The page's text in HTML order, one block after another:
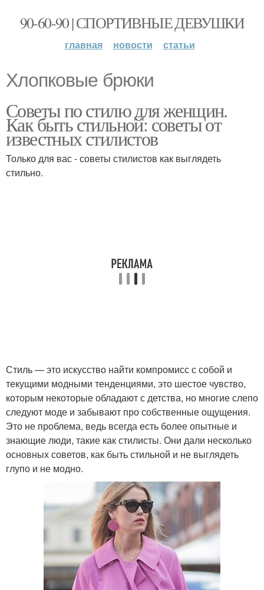
90-60-90 | СПОРТИВНЫЕ ДЕВУШКИ
главная новости статьи
Хлопковые брюки
Советы по стилю для женщин.
Как быть стильной: советы от
известных стилистов
Только для вас - советы стилистов как выглядеть
стильно.
Стиль — это искусство найти компромисс с собой и
текущими модными тенденциями, это шестое чувство,
которым некоторые обладают с детства, но многие слепо
следуют моде и забывают про собственные ощущения.
Это не проблема, ведь всегда есть более опытные и
знающие люди, такие как стилисты. Они дали несколько
основных советов, как быть стильной и не выглядеть
глупо и не модно.